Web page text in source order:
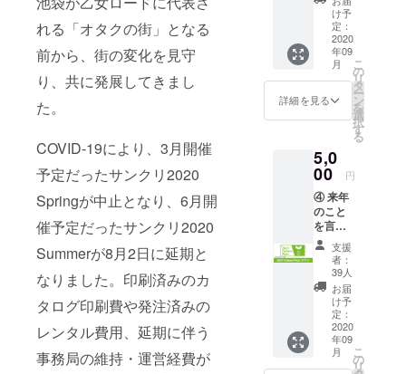
れる「オタクの街」となる
前から、街の変化を見守
り、共に発展してきまし
た。
COVID-19により、3月開催
予定だったサンクリ2020
Springが中止となり、6月開
催予定だったサンクリ2020
Summerが8月2日に延期と
なりました。印刷済みのカ
タログ印刷費や発注済みの
レンタル費用、延期に伴う
事務局の維持・運営経費が
た方々と共
存共栄を図
り、この楽
しさを次代
につなげて
いくため
に、クリエ
月2日に「開
催する」と
いう選択に
たどり着き
ました。
ここで「新
しい様式」
の同人誌即
売会への手
がかりを捉
え、未来の
です
し、何
か推し
を伝え
るもの
でも構
いませ
傷つけ
たり、
させた
りする
ものの
場合
は、ご
相談さ
せて頂
く場合
があり
ます。
【リ
ターン
ion: Re-
Creatio
n」のロ
ゴ入り
ハンド
タオル
をプレ
回のタ
グライ
ンに
は、新
しい表
現が生
まれる
場所で
ある同
人誌即
売会を
「再構
築す
る」意
味と、
はス
タッ
フ！限
定グッ
ズプラ
ン
Hyper
(タオル
＋Tシャ
の内容
に加え
て、ロ
ゴ入りT
シャツ
をプレ
ゼント
しま
す。 サ
ンクリ
はあま
りス
タッフ
グッズ
を作っ
け予
定：
2020
年09
月
詳細を見る
こ
の
リ
タ
ー
ン
を
選
択
す
る
5,0
00 円
④ 来年
のこと
を言う
と鬼が
笑う!?
「2021
Future
Passプ
ラン」
①に加
えて、
2021年
の開催
支援
者：
39人
お届
け予
定：
2020
年09
月
こ
の
リ